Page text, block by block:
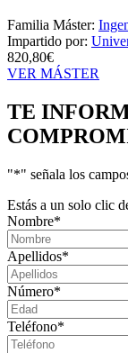
Familia Máster:
Impartido por:
820,80€
VER MÁSTER
TE
"*" señala los
Estás a un solo clic
Nombre*
Apellidos*
Número*
Teléfono*